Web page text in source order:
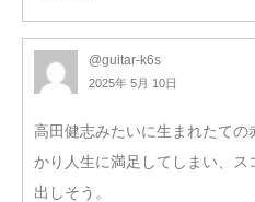
@guitar-k6s
2025年 5月 10日
高田健志みたいに生まれたて
かり人生に満足してしまい、ス
出しそう。